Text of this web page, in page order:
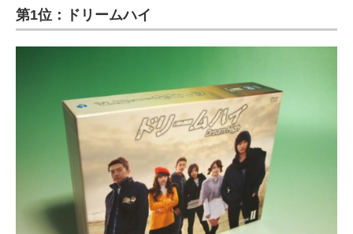
第1位：ドリームハイ